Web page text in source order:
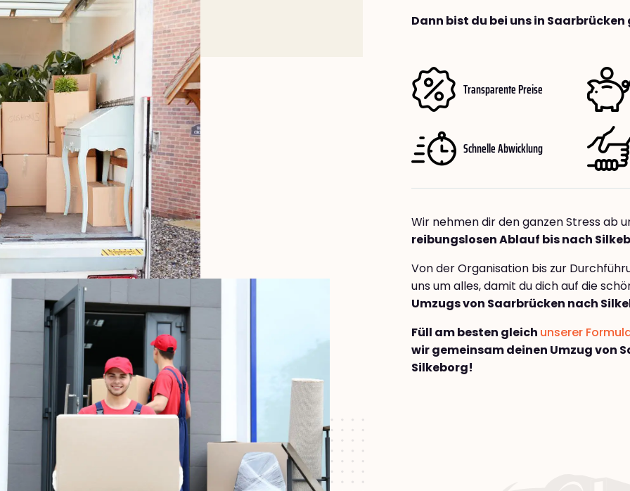
Dann bist du bei uns in
Transparente Preise
Schnelle Abwicklung
Wir nehmen dir den ganzen Stress ab
reibungslosen Ablauf bis nach
Von der Organisation bis zur
uns um alles, damit du dich auf die
Umzugs von Saarbrücken nach
Füll am besten gleich unserer
wir gemeinsam deinen Umzug von
Silkeborg!